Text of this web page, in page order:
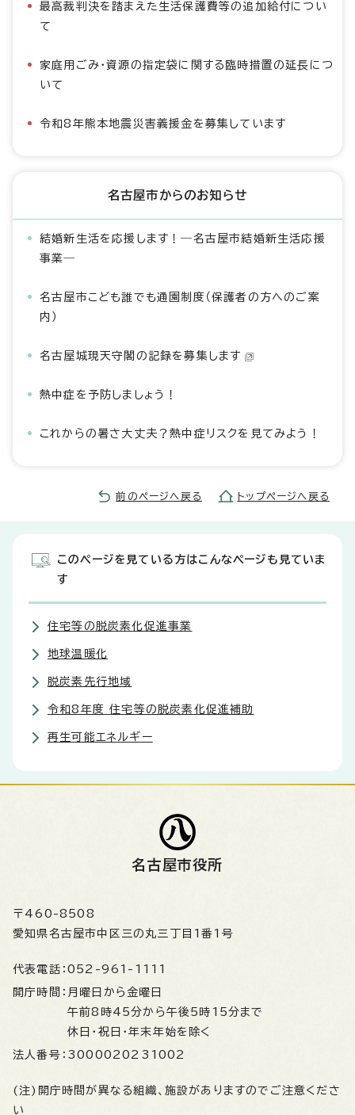
最高裁判決を踏まえた生活保護費等の追加給付につい
て
家庭用ごみ・資源の指定袋に関する臨時措置の延長につ
いて
令和8年熊本地震災害義援金を募集しています
名古屋市からのお知らせ
結婚新生活を応援します！―名古屋市結婚新生活応援
事業―
名古屋市こども誰でも通園制度（保護者の方へのご案
内）
名古屋城現天守閣の記録を募集します
熱中症を予防しましょう！
これからの暑さ大丈夫？熱中症リスクを見てみよう！
前のページへ戻る トップページへ戻る
このページを見ている方はこんなページも見ていま
す
住宅等の脱炭素化促進事業
地球温暖化
脱炭素先行地域
令和8年度 住宅等の脱炭素化促進補助
再生可能エネルギー
名古屋市役所
〒460-8508
愛知県名古屋市中区三の丸三丁目1番1号
代表電話： 052-961-1111
開庁時間： 月曜日から金曜日
午前8時45分から午後5時15分まで
休日・祝日・年末年始を除く
法人番号： 3000020231002
(注)開庁時間が異なる組織、施設がありますのでご注意くださ
い